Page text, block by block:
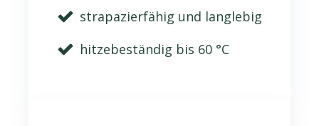
strapazierfähig und langlebig
hitzebeständig bis 60 °C